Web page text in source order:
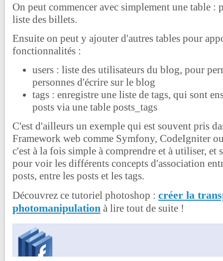
On peut commencer avec simplement une table :
liste des billets.
Ensuite on peut y ajouter d'autres tables pour
fonctionnalités :
users : liste des utilisateurs du blog, pour
personnes d'écrire sur le blog
tags : enregistre une liste de tags, qui sont
posts via une table posts_tags
C'est d'ailleurs un exemple qui est souvent pris
Framework web comme Symfony, CodeIgniter
c'est à la fois simple à comprendre et à utiliser, et
pour voir les différents concepts d'association
posts, entre les posts et les tags.
Découvrez ce tutoriel photoshop : créer la
photomanipulation à lire tout de suite !